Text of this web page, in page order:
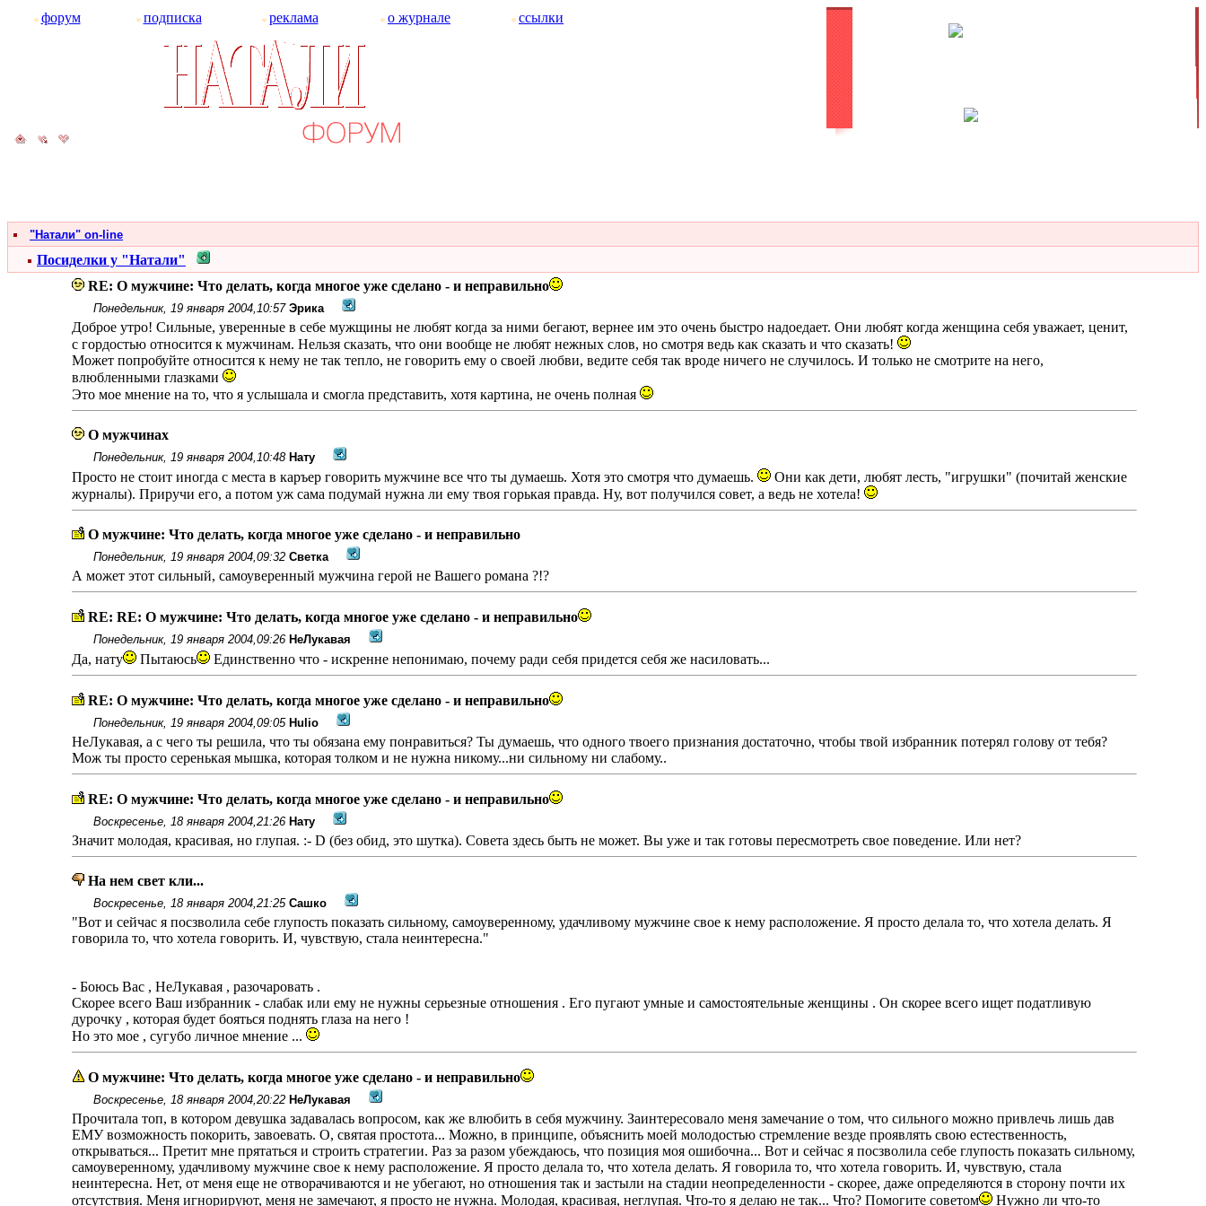
форум подписка реклама о журнале ссылки
"Натали" on-line
Посиделки у "Натали"
RE: О мужчине: Что делать, когда многое уже сделано - и неправильно
Понедельник, 19 января 2004,10:57 Эрика
Доброе утро! Сильные, уверенные в себе мужщины не любят когда за ними бегают, вернее им это очень быстро надоедает. Они любят когда женщина себя уважает, ценит,
с гордостью относится к мужчинам. Нельзя сказать, что они вообще не любят нежных слов, но смотря ведь как сказать и что сказать!
Может попробуйте относится к нему не так тепло, не говорить ему о своей любви, ведите себя так вроде ничего не случилось. И только не смотрите на него,
влюбленными глазками
Это мое мнение на то, что я услышала и смогла представить, хотя картина, не очень полная
О мужчинах
Понедельник, 19 января 2004,10:48 Нату
Просто не стоит иногда с места в каръер говорить мужчине все что ты думаешь. Хотя это смотря что думаешь.
Они как дети, любят лесть, "игрушки" (почитай женские
журналы). Приручи его, а потом уж сама подумай нужна ли ему твоя горькая правда. Ну, вот получился совет, а ведь не хотела!
О мужчине: Что делать, когда многое уже сделано - и неправильно
Понедельник, 19 января 2004,09:32 Светка
А может этот сильный, самоуверенный мужчина герой не Вашего романа ?!?
RE: RE: О мужчине: Что делать, когда многое уже сделано - и неправильно
Понедельник, 19 января 2004,09:26 НеЛукавая
Да, нату Пытаюсь Единственно что - искренне непонимаю, почему ради себя придется себя же насиловать...
RE: О мужчине: Что делать, когда многое уже сделано - и неправильно
Понедельник, 19 января 2004,09:05 Hulio
НеЛукавая, а с чего ты решила, что ты обязана ему понравиться? Ты думаешь, что одного твоего признания достаточно, чтобы твой избранник потерял голову от тебя?
Мож ты просто серенькая мышка, которая толком и не нужна никому...ни сильному ни слабому..
RE: О мужчине: Что делать, когда многое уже сделано - и неправильно
Воскресенье, 18 января 2004,21:26 Нату
Значит молодая, красивая, но глупая. :- D (без обид, это шутка). Совета здесь быть не может. Вы уже и так готовы пересмотреть свое поведение. Или нет?
На нем свет кли...
Воскресенье, 18 января 2004,21:25 Сашко
"Вот и сейчас я посзволила себе глупость показать сильному, самоуверенному, удачливому мужчине свое к нему расположение. Я просто делала то, что хотела делать. Я
говорила то, что хотела говорить. И, чувствую, стала неинтересна."
- Боюсь Вас , НеЛукавая , разочаровать .
Скорее всего Ваш избранник - слабак или ему не нужны серьезные отношения . Его пугают умные и самостоятельные женщины . Он скорее всего ищет податливую
дурочку , которая будет бояться поднять глаза на него !
Но это мое , сугубо личное мнение ...
О мужчине: Что делать, когда многое уже сделано - и неправильно
Воскресенье, 18 января 2004,20:22 НеЛукавая
Прочитала топ, в котором девушка задавалась вопросом, как же влюбить в себя мужчину. Заинтересовало меня замечание о том, что сильного можно привлечь лишь дав
ЕМУ возможность покорить, завоевать. О, святая простота... Можно, в принципе, объяснить моей молодостью стремление везде проявлять свою естественность,
открываться... Претит мне прятаться и строить стратегии. Раз за разом убеждаюсь, что позиция моя ошибочна... Вот и сейчас я посзволила себе глупость показать сильному,
самоуверенному, удачливому мужчине свое к нему расположение. Я просто делала то, что хотела делать. Я говорила то, что хотела говорить. И, чувствую, стала
неинтересна. Нет, от меня еще не отворачиваются и не убегают, но отношения так и застыли на стадии неопределенности - скорее, даже определяются в сторону почти их
отсутствия. Меня игнорируют, меня не замечают, я просто не нужна. Молодая, красивая, неглупая. Что-то я делаю не так... Что? Помогите советом
Нужно ли что-то